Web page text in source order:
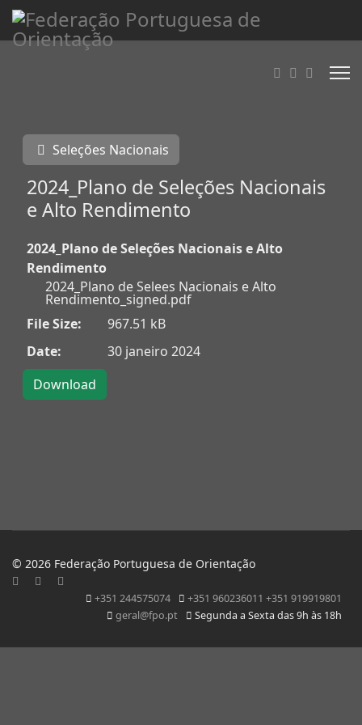
Seleções Nacionais
2024_Plano de Seleções Nacionais
e Alto Rendimento
2024_Plano de Seleções Nacionais e Alto
Rendimento
2024_Plano de Selees Nacionais e Alto
Rendimento_signed.pdf
File Size:
967.51 kB
Date:
30 janeiro 2024
© 2026 Federação Portuguesa de Orientação
+351 244575074
+351 960236011 +351 919919801
geral@fpo.pt
Segunda a Sexta das 9h às 18h